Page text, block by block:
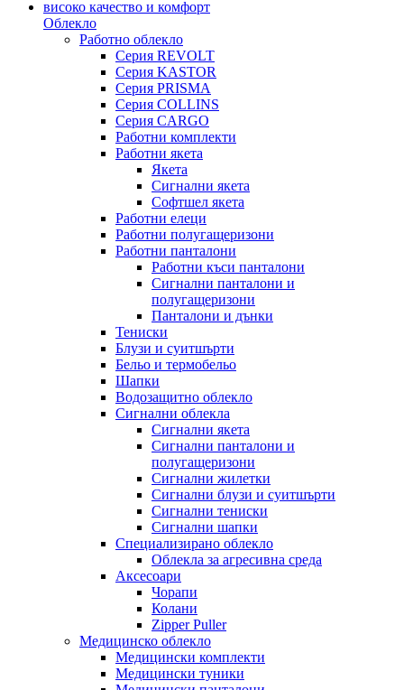
Облекло
Работно облекло
Серия REVOLT
Серия KASTOR
Серия PRISMA
Серия COLLINS
Серия CARGO
Работни комплекти
Работни якета
Якета
Сигнални якета
Софтшел якета
Работни елеци
Работни полугащеризони
Работни панталони
Работни къси панталони
Сигнални панталони и
полугащеризони
Панталони и дънки
Тениски
Блузи и суитшърти
Бельо и термобельо
Шапки
Водозащитно облекло
Сигнални облекла
Сигнални якета
Сигнални панталони и
полугащеризони
Сигнални жилетки
Сигнални блузи и суитшърти
Сигнални тениски
Сигнални шапки
Специализирано облекло
Облекла за агресивна среда
Аксесоари
Чорапи
Колани
Zipper Puller
Медицинско облекло
Медицински комплекти
Медицински туники